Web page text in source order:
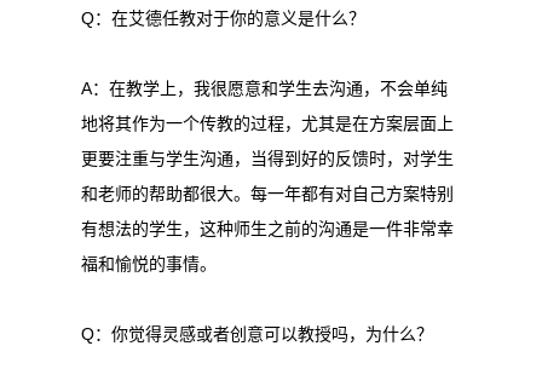
Q：在艾德任教对于你的意义是什么？
A：在教学上，我很愿意和学生去沟通，不会单纯
地将其作为一个传教的过程，尤其是在方案层面上
更要注重与学生沟通，当得到好的反馈时，对学生
和老师的帮助都很大。每一年都有对自己方案特别
有想法的学生，这种师生之前的沟通是一件非常幸
福和愉悦的事情。
Q：你觉得灵感或者创意可以教授吗，为什么？